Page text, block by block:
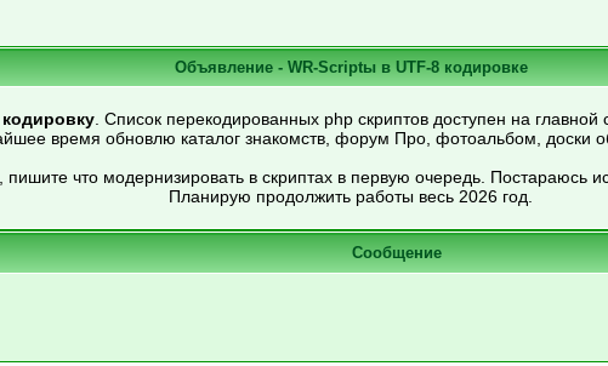
Объявление - WR-Scriptы в UTF-8 кодировке
. Список перекодированных php скриптов доступен на
время обновлю каталог знакомств, форум Про, фотоальбом, доски
что модернизировать в скриптах в первую очередь. Постараюсь
Планирую продолжить работы весь 2026 год.
Сообщение